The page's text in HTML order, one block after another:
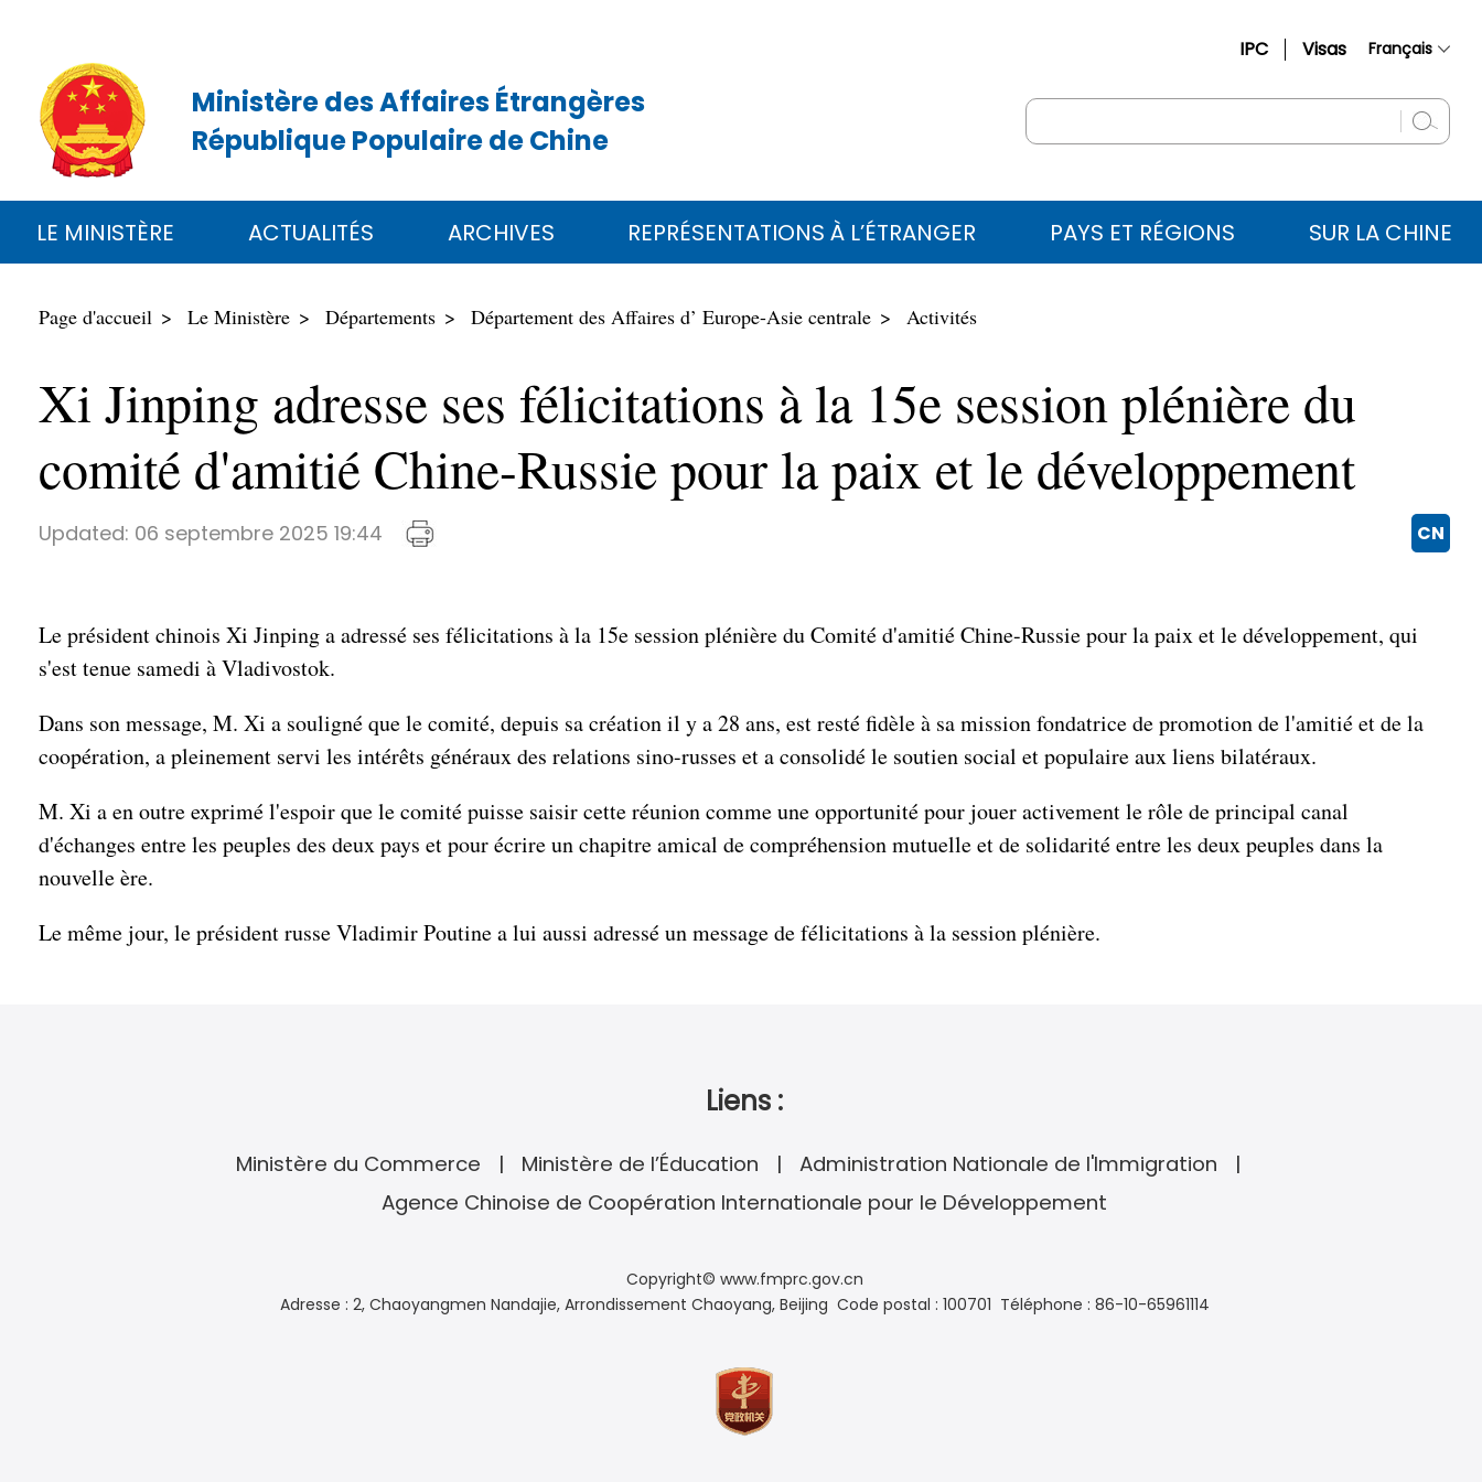
IPC Visas Français
English
عربي
Ministère des Affaires Étrangères
République Populaire de Chine
LE MINISTÈRE ACTUALITÉS ARCHIVES REPRÉSENTATIONS À L’ÉTRANGER PAYS ET RÉGIONS SUR LA CHINE
Page d'accueil Le Ministère Départements Département des Affaires d’ Europe-Asie centrale Activités
Xi Jinping adresse ses félicitations à la 15e session plénière du
comité d'amitié Chine-Russie pour la paix et le développement
Updated: 06 septembre 2025 19:44 CN
Le président chinois Xi Jinping a adressé ses félicitations à la 15e session plénière du Comité d'amitié Chine-Russie pour la paix et le développement, qui
s'est tenue samedi à Vladivostok.
Dans son message, M. Xi a souligné que le comité, depuis sa création il y a 28 ans, est resté fidèle à sa mission fondatrice de promotion de l'amitié et de la
coopération, a pleinement servi les intérêts généraux des relations sino-russes et a consolidé le soutien social et populaire aux liens bilatéraux.
M. Xi a en outre exprimé l'espoir que le comité puisse saisir cette réunion comme une opportunité pour jouer activement le rôle de principal canal
d'échanges entre les peuples des deux pays et pour écrire un chapitre amical de compréhension mutuelle et de solidarité entre les deux peuples dans la
nouvelle ère.
Le même jour, le président russe Vladimir Poutine a lui aussi adressé un message de félicitations à la session plénière.
Liens :
Ministère du Commerce Ministère de l’Éducation
Administration Nationale de l'Immigration
Agence Chinoise de Coopération Internationale pour le Développement
Copyright© www.fmprc.gov.cn
Adresse : 2, Chaoyangmen Nandajie, Arrondissement Chaoyang, Beijing Code postal : 100701 Téléphone : 86-10-65961114